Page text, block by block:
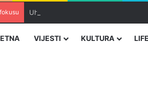
Uhapšeni organizatori krijumčarenja
VIJESTI KULTURA